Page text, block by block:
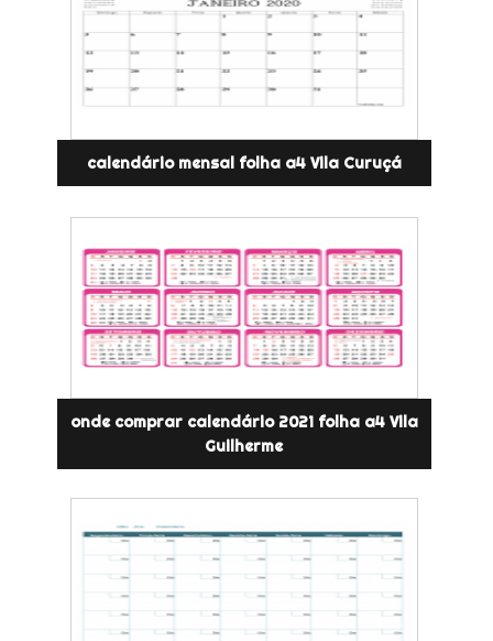
calendário mensal folha a4 Vila Curuçá
onde comprar calendário 2021 folha a4 Vila
Guilherme